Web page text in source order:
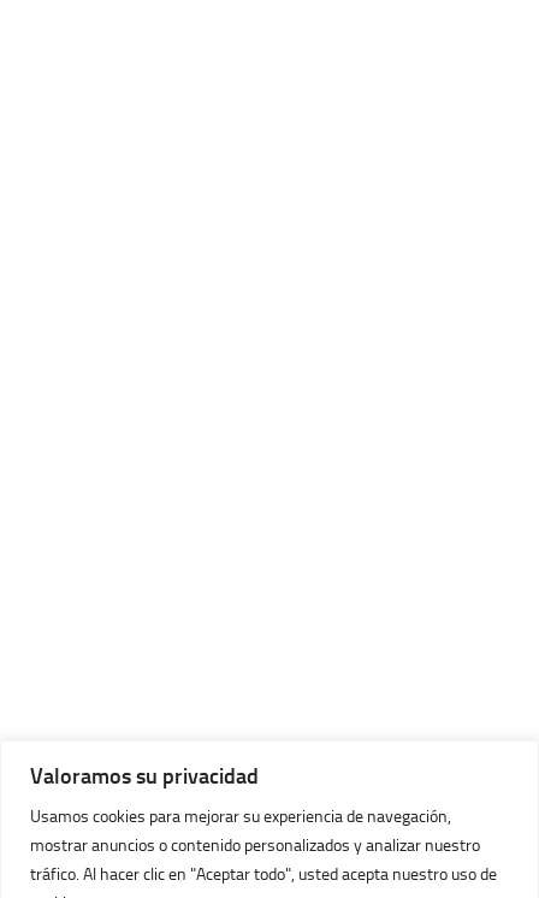
Valoramos su privacidad
Usamos cookies para mejorar su experiencia de navegación,
mostrar anuncios o contenido personalizados y analizar nuestro
tráfico. Al hacer clic en "Aceptar todo", usted acepta nuestro uso de